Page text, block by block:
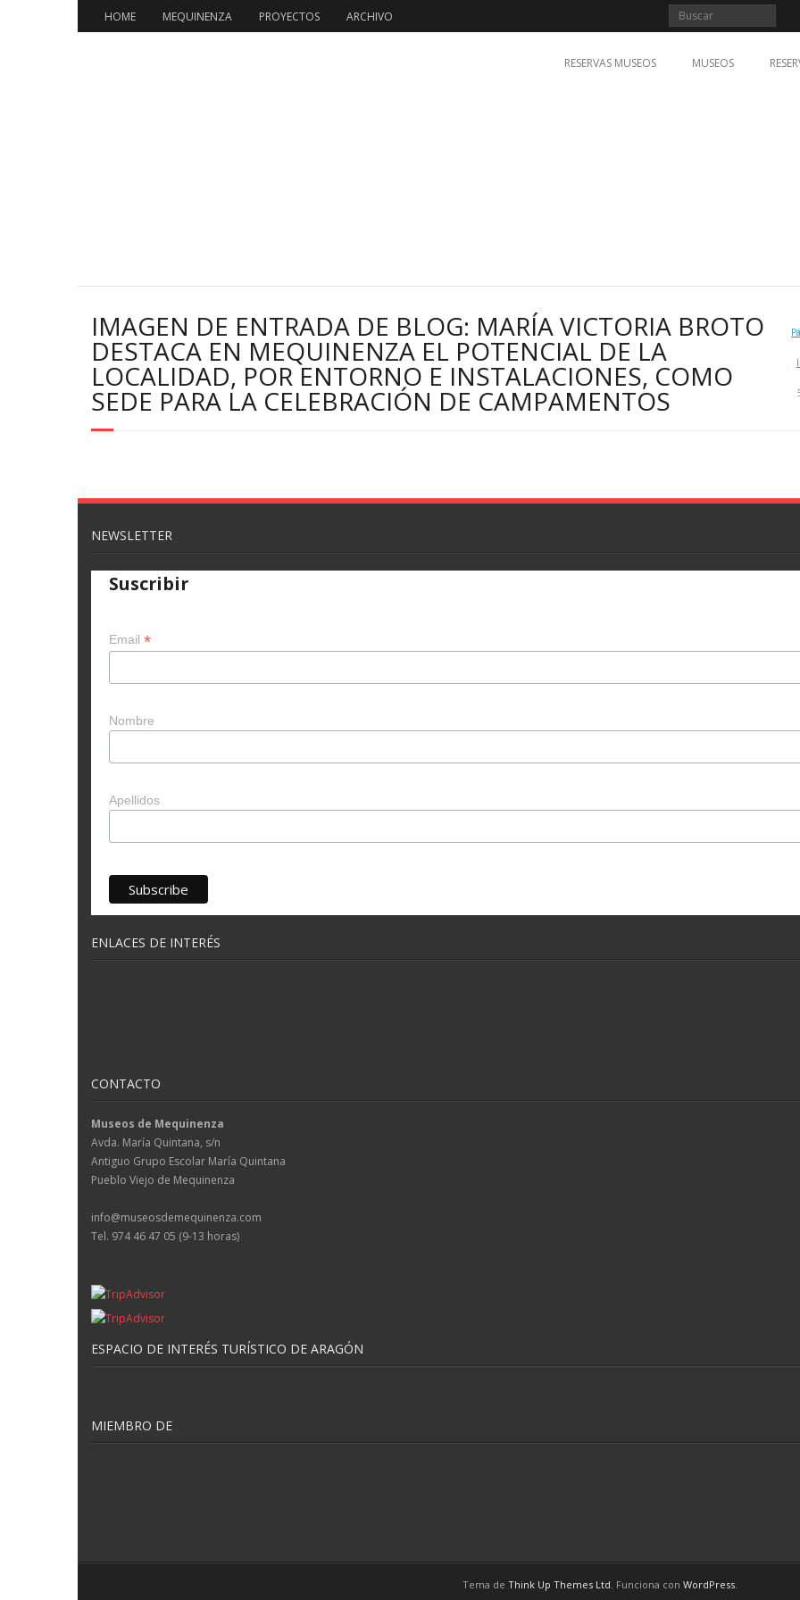
HOME MEQUINENZA PROYECTOS ARCHIVO
RESERVAS MUSEOS MUSEOS
IMAGEN DE ENTRADA DE BLOG: MARÍA VICTORIA BROTO
DESTACA EN MEQUINENZA EL POTENCIAL DE LA
LOCALIDAD, POR ENTORNO E INSTALACIONES, COMO
SEDE PARA LA CELEBRACIÓN DE CAMPAMENTOS
NEWSLETTER
Suscribir
Email *
Nombre
Apellidos
ENLACES DE INTERÉS
CONTACTO
Museos de Mequinenza
Avda. María Quintana, s/n
Antiguo Grupo Escolar María Quintana
Pueblo Viejo de Mequinenza
info@museosdemequinenza.com
Tel. 974 46 47 05 (9-13 horas)
ESPACIO DE INTERÉS TURÍSTICO DE ARAGÓN
MIEMBRO DE
Tema de Think Up Themes Ltd. Funciona con WordPress.